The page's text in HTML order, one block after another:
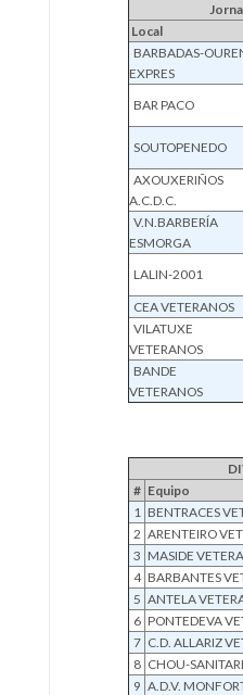
Local
BARBADAS-
EXPRES
BAR PACO
SOUTOPENEDO
AXOUXERIÑOS
A.C.D.C.
V.N.BARBERÍA
ESMORGA
LALIN-2001
CEA VETERANOS
VILATUXE
VETERANOS
BANDE
VETERANOS
# Equipo
1 BENTRACES
2 ARENTEIRO
3 MASIDE
4 BARBANTES
5 ANTELA
6 PONTEDEVA
7 C.D. ALLARIZ
8 CHOU-
9 A.D.V.